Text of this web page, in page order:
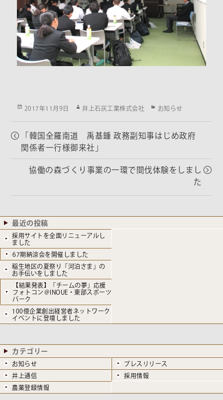
Posted
2017年11月9日 Author
井上石灰工業株式会社 Categories
お知らせ
「韓国全羅南道 禹基鍾 政務副知事はじめ政府
関係者一行様御来社」
協働の森づくり事業の一環で間伐体験をしまし
た
最近の投稿
採用サイトを全面リニューアルし
ました
67期納涼会を開催しました
稲生地区の夏祭り「河泊さま」の
お手伝いをしました
【結果発表】「チームの夢」応援
フォトコン＠INOUE・東部スポーツ
パーク
100億企業創出経営者ネットワーク
イベントに登壇しました
カテゴリー
お知らせ
プレスリリース
井上通信
採用情報
農薬登録情報